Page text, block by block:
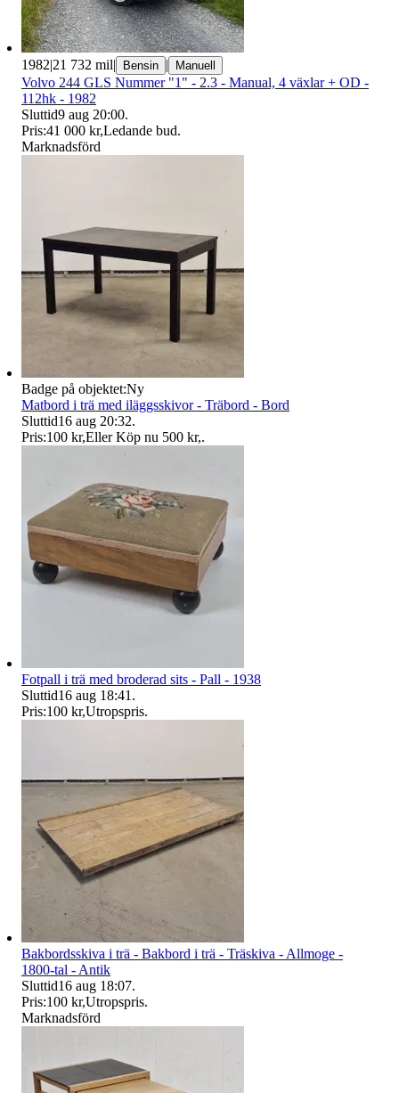
1982|21 732 mil| Bensin | Manuell
Volvo 244 GLS Nummer "1" - 2.3 - Manual, 4 växlar + OD -
112hk - 1982
Sluttid9 aug 20:00.
Pris:41 000 kr,Ledande bud.
Marknadsförd
Badge på objektet:Ny
Matbord i trä med iläggsskivor - Träbord - Bord
Sluttid16 aug 20:32.
Pris:100 kr,Eller Köp nu 500 kr,.
Fotpall i trä med broderad sits - Pall - 1938
Sluttid16 aug 18:41 .
Pris:100 kr,Utropspris.
Bakbordsskiva i trä - Bakbord i trä - Träskiva - Allmoge -
1800-tal - Antik
Sluttid16 aug 18:07.
Pris:100 kr,Utropspris.
Marknadsförd